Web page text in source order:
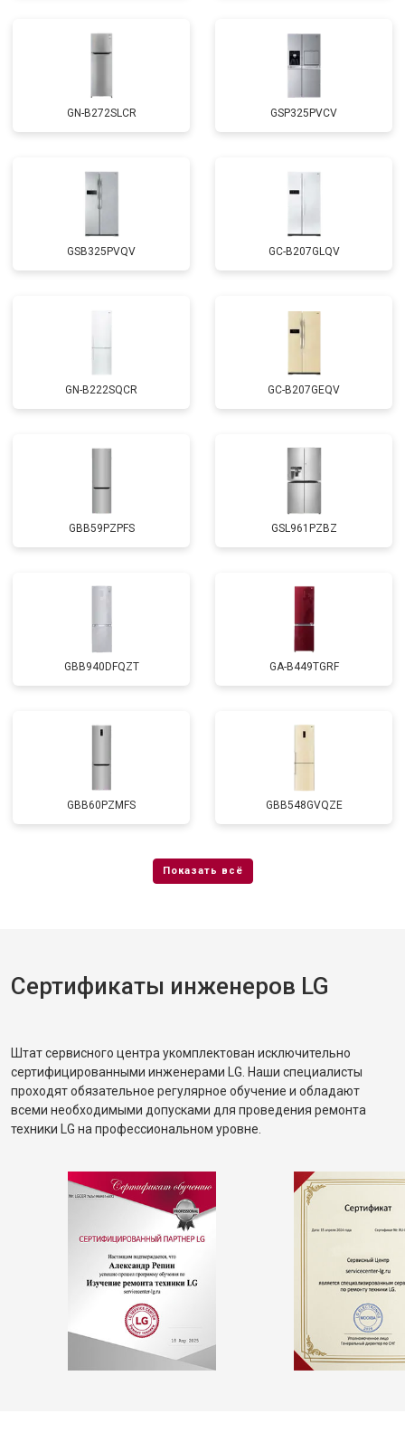
GN-B272SLCR GSP325PVCV
GSB325PVQV GC-B207GLQV
GN-B222SQCR GC-B207GEQV
GBB59PZPFS GSL961PZBZ
GBB940DFQZT GA-B449TGRF
GBB60PZMFS GBB548GVQZE
Сертификаты инженеров LG
Штат сервисного центра укомплектован исключительно
сертифицированными инженерами LG. Наши специалисты
проходят обязательное регулярное обучение и обладают
всеми необходимыми допусками для проведения ремонта
техники LG на профессиональном уровне.